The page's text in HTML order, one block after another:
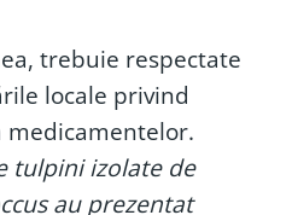
trebuie respectate
locale privind
medicamentelor.
tulpini izolate de
au prezentat